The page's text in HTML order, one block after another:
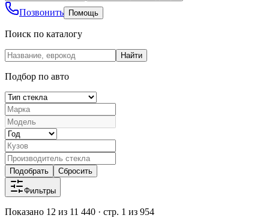
Позвонить Помощь
Поиск по каталогу
Найти
Подбор по авто
Подобрать Сбросить
Фильтры
Показано 12 из 11 440 · стр. 1 из 954